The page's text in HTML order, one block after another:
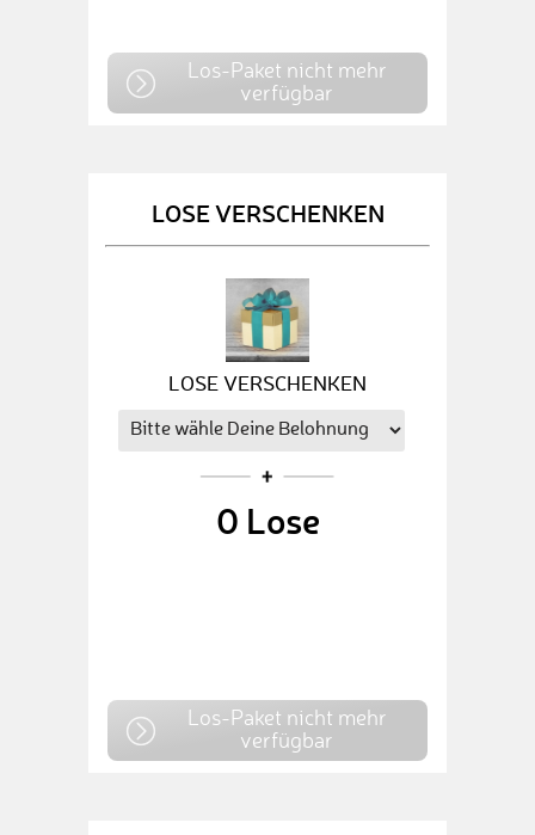
Los-Paket nicht mehr
verfügbar
LOSE VERSCHENKEN
LOSE VERSCHENKEN
0 Lose
Los-Paket nicht mehr
verfügbar